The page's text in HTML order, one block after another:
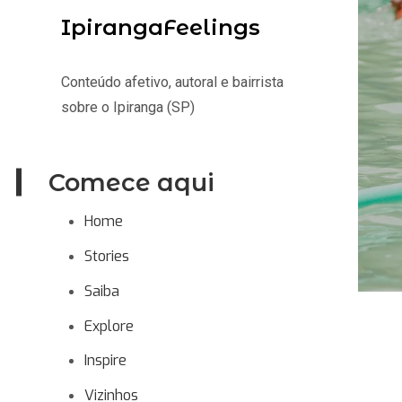
IpirangaFeelings
Conteúdo afetivo, autoral e bairrista
sobre o Ipiranga (SP)
Comece aqui
Home
Stories
Saiba
Explore
Inspire
Vizinhos